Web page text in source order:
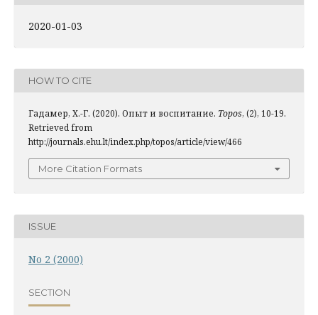
2020-01-03
HOW TO CITE
Гадамер, Х.-Г. (2020). Опыт и воспитание. Topos, (2), 10-19.
Retrieved from
http://journals.ehu.lt/index.php/topos/article/view/466
More Citation Formats
ISSUE
No 2 (2000)
SECTION